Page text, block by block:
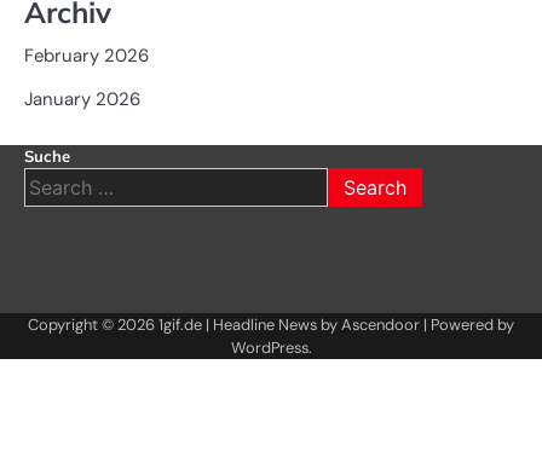
Archiv
February 2026
January 2026
Suche
Search
for:
Copyright © 20261gif.de | Headline News byAscendoor | Powered by
WordPress.